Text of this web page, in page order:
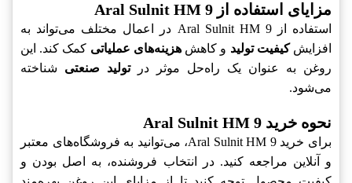
مزایای استفاده از Aral Sulnit HM 9
استفاده از Aral Sulnit HM 9 در اعمال مختلف می‌تواند به
افزایشکیفیت تولید و کاهشهزینه‌های عملیاتی کمک کند. این
روغن به عنوان یک راه‌حل موثر درتولید صنعتی شناخته
می‌شود.
نحوه خرید Aral Sulnit HM 9
برای خرید Aral Sulnit HM 9، می‌توانید به فروشگاه‌های معتبر
و آنلاین مراجعه کنید. در انتخاب فروشنده، به اصل بودن و